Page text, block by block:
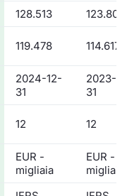
128.513
123.809
119.478 114.617
2024-12-
31
2023-
31
12 12
EUR -
migliaia
EUR -
migliaia